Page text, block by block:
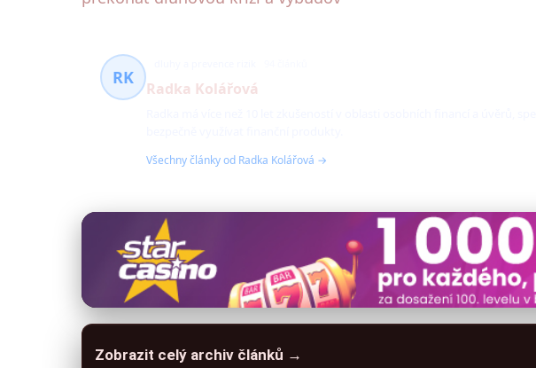
RK
Radka Kolářová
Všechny články od Radka Kolářová →
Zobrazit celý archiv článků →